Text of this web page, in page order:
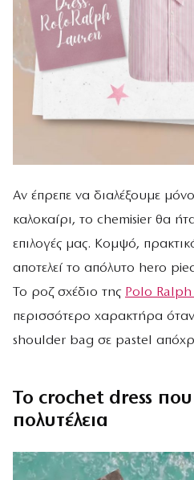
Αν έπρεπε να διαλέξουμε
καλοκαίρι, το chemisier θα
επιλογές μας. Κομψό,
αποτελεί το απόλυτο hero
Το ροζ σχέδιο της Polo
περισσότερο χαρακτήρα
shoulder bag σε pastel
Το crochet dress
πολυτέλεια